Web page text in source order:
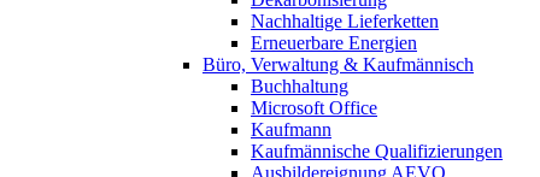
Nachhaltige Lieferketten
Erneuerbare Energien
Büro, Verwaltung & Kaufmännisch
Buchhaltung
Microsoft Office
Kaufmann
Kaufmännische Qualifizierungen
Ausbildereignung AEVO